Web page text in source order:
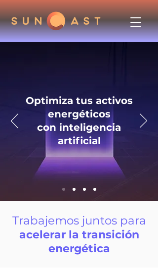
Optimiza tus activos
energéticos
con inteligencia
artificial
Trabajemos juntos para
acelerar la transición
energética